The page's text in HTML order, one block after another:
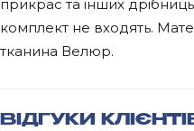
прикрас та інших
комплект не входять.
тканина Велюр.
ВІДГУКИ